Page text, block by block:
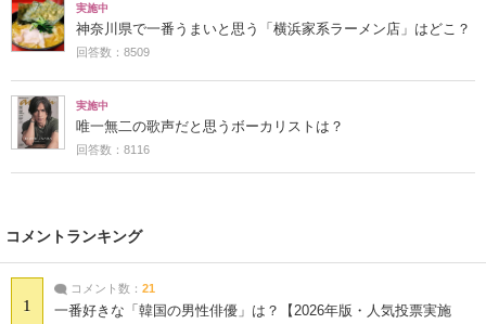
実施中
神奈川県で一番うまいと思う「横浜家系ラーメン店」はどこ？
回答数：8509
実施中
唯一無二の歌声だと思うボーカリストは？
回答数：8116
コメントランキング
1
コメント数： 21
一番好きな「韓国の男性俳優」は？【2026年版・人気投票実施